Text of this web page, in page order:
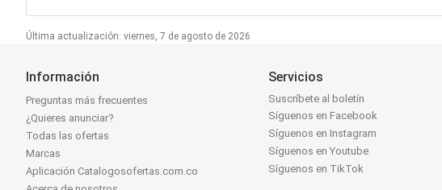
Última actualización: viernes, 7 de agosto de 2026
Información
Preguntas más frecuentes
¿Quieres anunciar?
Todas las ofertas
Marcas
Aplicación Catalogosofertas.com.co
Servicios
Suscríbete al boletín
Síguenos en Facebook
Síguenos en Instagram
Síguenos en Youtube
Síguenos en TikTok